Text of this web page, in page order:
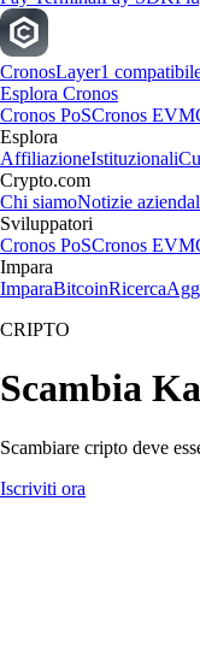
CronosLayer1
Esplora Cronos
Cronos PoSCronos EVM
Esplora
AffiliazioneIstituzionali
Crypto.com
Chi siamoNotizie
Sviluppatori
Cronos PoSCronos EVM
Impara
ImparaBitcoinRicerca
CRIPTO
Scambia
Scambiare cripto deve
Iscriviti ora